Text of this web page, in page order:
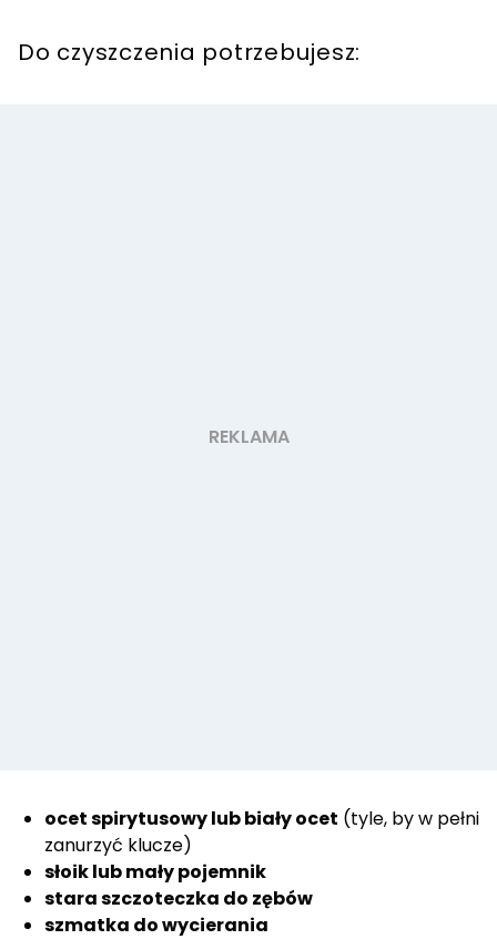
Do czyszczenia potrzebujesz:
ocet spirytusowy lub biały ocet (tyle, by w pełni
zanurzyć klucze)
słoik lub mały pojemnik
stara szczoteczka do zębów
szmatka do wycierania